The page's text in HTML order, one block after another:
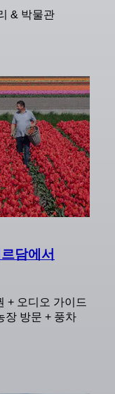
& 박물관
담에서
+ 오디오 가이드
장 방문 + 풍차